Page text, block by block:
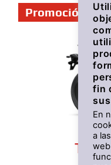
Promoción
fin
En
a